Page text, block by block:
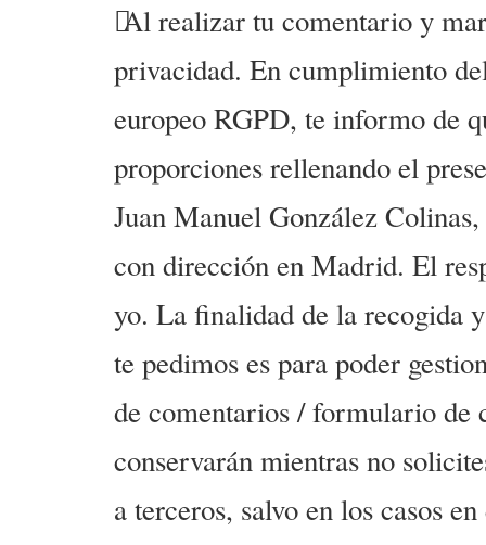
Al realizar tu comentario y
privacidad. En cumplimiento
europeo RGPD, te informo de
proporciones rellenando el
Juan Manuel González
con dirección en Madrid. El
yo. La finalidad de la recogida
te pedimos es para poder
de comentarios / formulario de
conservarán mientras no
a terceros, salvo en los casos